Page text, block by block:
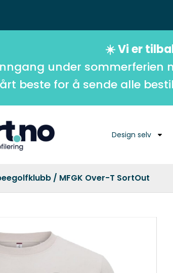
☀️ Vi er
under
beste for å sende alle
Design selv
/ MFGK Over-T SortOut